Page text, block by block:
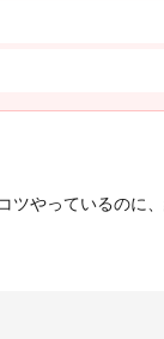
やっているのに